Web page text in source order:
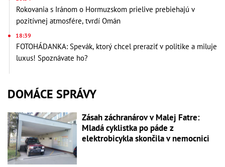
Rokovania s Iránom o Hormuzskom prielive prebiehajú v
pozitívnej atmosfére, tvrdí Omán
18:39
FOTOHÁDANKA: Spevák, ktorý chcel preraziť v politike a miluje
luxus! Spoznávate ho?
DOMÁCE SPRÁVY
Zásah záchranárov v Malej Fatre:
Mladá cyklistka po páde z
elektrobicykla skončila v nemocnici